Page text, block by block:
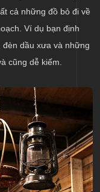
cả những đồ bỏ đi về
Ví dụ bạn định
dầu xưa và những
cũng dễ kiếm.